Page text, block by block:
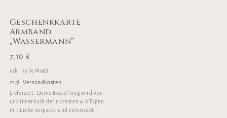
Geschenkkarte
Armband
„Wassermann“
7,10 €
inkl. 19 % MwSt.
zzgl.Versandkosten
Lieferzeit: Deine Bestellung wird von
uns innerhalb der nächsten 4-8 Tagen
mit Liebe verpackt und versendet!